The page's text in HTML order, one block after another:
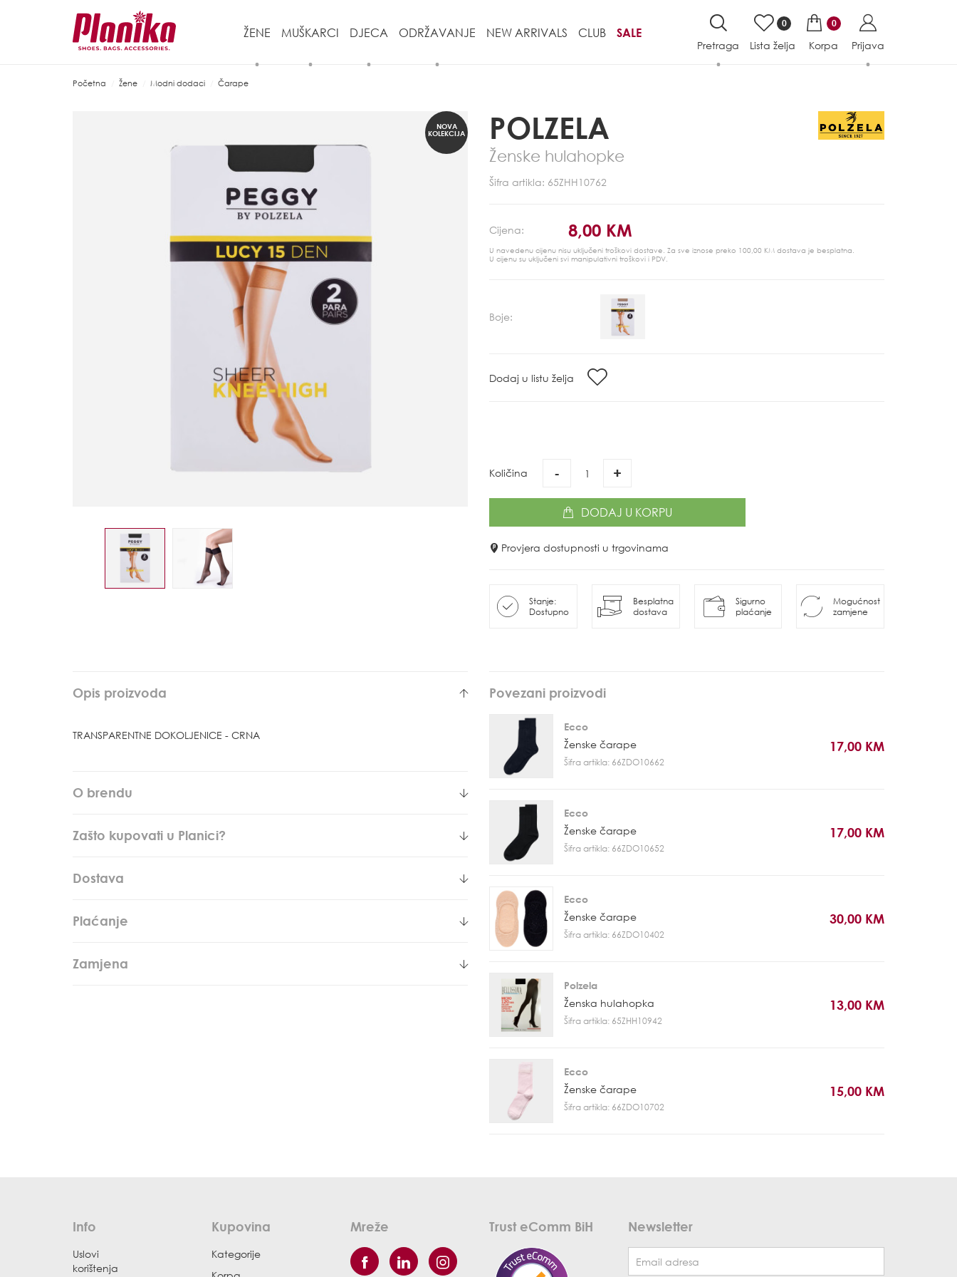
ŽENE MUŠKARCI DJECA ODRŽAVANJE NEW ARRIVALS CLUB SALE
Pretraga
0
Lista želja
0
Korpa Prijava
Početna Žene Modni dodaci Čarape
NOVA
KOLEKCIJA
POLZELA
Ženske hulahopke
Šifra artikla: 65ZHH10762
Cijena: 8,00 KM
U navedenu cijenu nisu uključeni troškovi dostave. Za sve iznose preko 100,00 KM dostava je besplatna.
U cijenu su uključeni svi manipulativni troškovi i PDV.
Boje:
Dodaj u listu želja
Količina - +
DODAJ U KORPU
Provjera dostupnosti u trgovinama
Stanje:
Dostupno
Besplatna
dostava
Sigurno
plaćanje
Mogućnost
zamjene
Opis proizvoda
TRANSPARENTNE DOKOLJENICE - CRNA
O brendu
Zašto kupovati u Planici?
Dostava
Plaćanje
Zamjena
Povezani proizvodi
Ecco
Ženske čarape
Šifra artikla: 66ZDO10662
17,00 KM
Ecco
Ženske čarape
Šifra artikla: 66ZDO10652
17,00 KM
Ecco
Ženske čarape
Šifra artikla: 66ZDO10402
30,00 KM
Polzela
Ženska hulahopka
Šifra artikla: 65ZHH10942
13,00 KM
Ecco
Ženske čarape
Šifra artikla: 66ZDO10702
15,00 KM
Info
Uslovi
korištenja
Kupovina
Kategorije
Mreže Trust eComm BiH Newsletter